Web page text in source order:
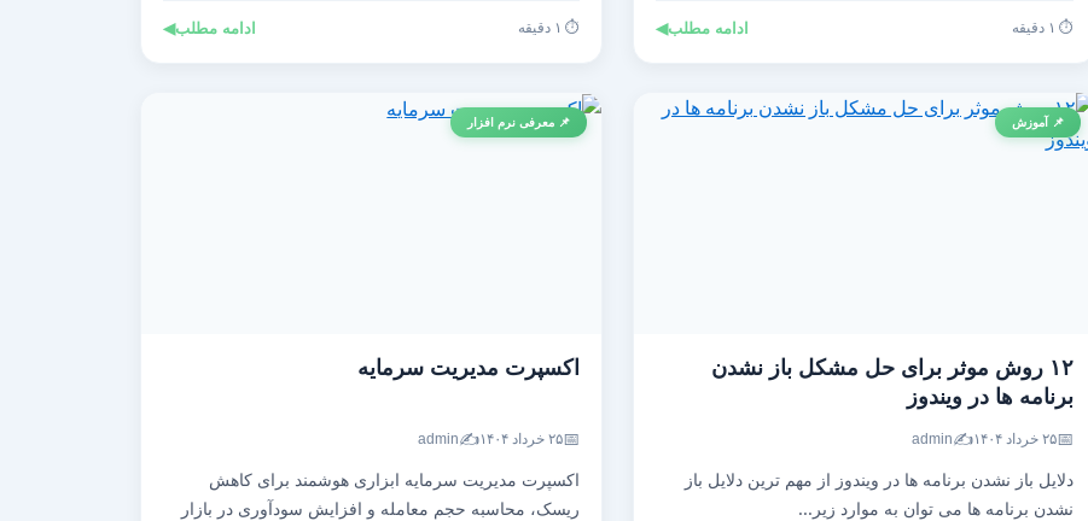
⏱️ ۱ دقیقه ادامه مطلب◀ ⏱️ ۱ دقیقه ادامه مطلب◀
📌 آموزش
۱۲ روش موثر برای حل مشکل باز نشدن
برنامه ها در ویندوز
📅۲۵ خرداد ۱۴۰۴ ✍️
admin
دلایل باز نشدن برنامه ها در ویندوز از مهم ترین دلایل باز
نشدن برنامه ها می توان به موارد زیر...
📌 معرفی نرم افزار
اکسپرت مدیریت سرمایه
📅۲۵ خرداد ۱۴۰۴ ✍️
admin
اکسپرت مدیریت سرمایه ابزاری هوشمند برای کاهش
ریسک، محاسبه حجم معامله و افزایش سودآوری در بازار